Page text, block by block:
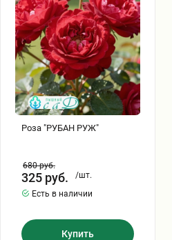
Роза "РУБАН РУЖ"
680руб.
325 руб.
/шт.
Есть в наличии
Купить